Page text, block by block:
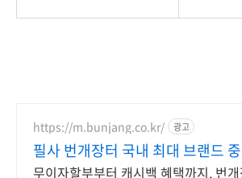
https://m.bunjang.co.kr/ 광고
필사 번개장터 국내 최대 브랜드
무이자할부부터 캐시백 혜택까지, 번